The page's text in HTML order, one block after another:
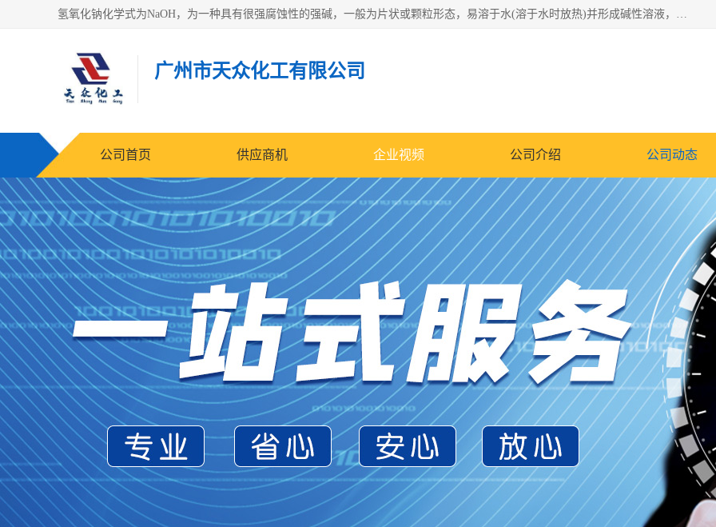
氢氧化钠化学式为NaOH，为一种具有很强腐蚀性的强碱，一般为片状或颗粒形态，易溶于水(溶于水时放热)并形成碱性溶液，另有潮解性，易吸取空气中的水蒸气(潮解)和(变质)。NaOH是化学实验室其中一种必备的化学品，亦为常见的化工品之一。纯品是无色透明的晶体。密度2.130g/cm3。熔点318.4℃。沸点1390℃。工业品含有少量的氯化和碳酸，是白色不透明的晶体。
广州市天众化工有限公司
公司首页 供应商机 企业视频 公司介绍 公司动态